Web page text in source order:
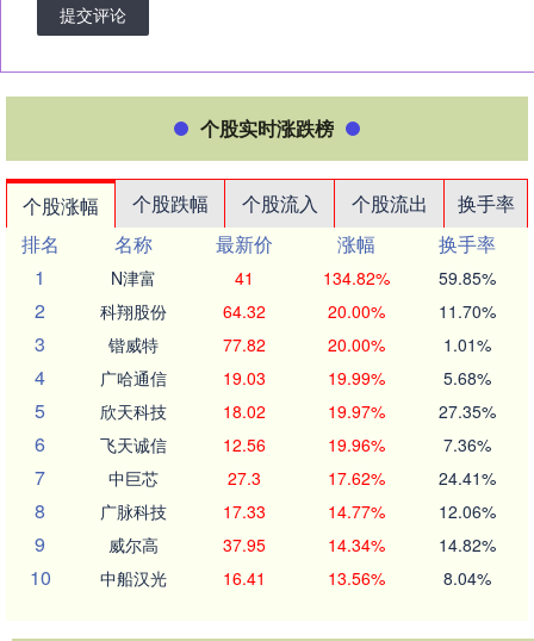
提交评论
个股实时涨跌榜
个股涨幅 个股跌幅 个股流入 个股流出
换手率
排名
名称 最新价 涨幅
换手率
1
N津富 41 134.82% 59.85%
2 科翔股份 64.32 20.00% 11.70%
3 锴威特 77.82 20.00% 1.01%
4 广哈通信 19.03 19.99% 5.68%
5 欣天科技 18.02 19.97% 27.35%
6 飞天诚信 12.56 19.96% 7.36%
7 中巨芯 27.3 17.62% 24.41%
8 广脉科技 17.33 14.77% 12.06%
9 威尔高 37.95 14.34% 14.82%
10 中船汉光 16.41 13.56% 8.04%